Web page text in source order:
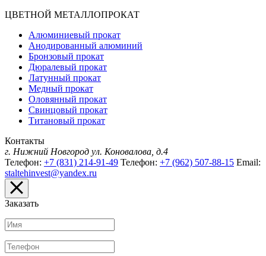
ЦВЕТНОЙ МЕТАЛЛОПРОКАТ
Алюминиевый прокат
Анодированный алюминий
Бронзовый прокат
Дюралевый прокат
Латунный прокат
Медный прокат
Оловянный прокат
Свинцовый прокат
Титановый прокат
Контакты
г. Нижний Новгород ул. Коновалова, д.4
Телефон: +7 (831) 214-91-49 Телефон: +7 (962) 507-88-15 Email:
staltehinvest@yandex.ru
Заказать